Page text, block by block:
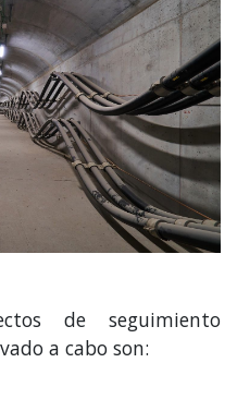
de seguimiento
a cabo son: